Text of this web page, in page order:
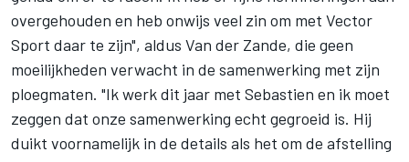
overgehouden en heb onwijs veel zin om met Vector
Sport daar te zijn", aldus Van der Zande, die geen
moeilijkheden verwacht in de samenwerking met zijn
ploegmaten. "Ik werk dit jaar met Sebastien en ik moet
zeggen dat onze samenwerking echt gegroeid is. Hij
duikt voornamelijk in de details als het om de afstelling